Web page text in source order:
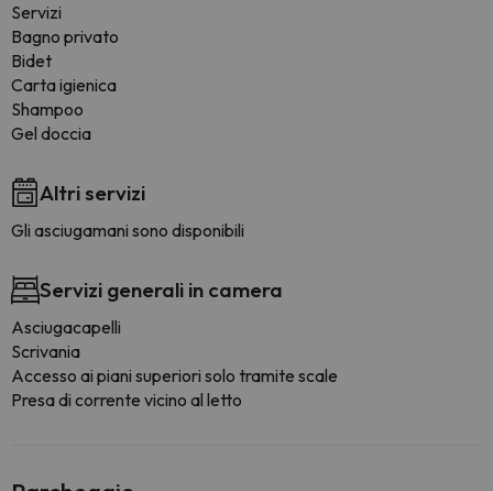
Servizi
Bagno privato
Bidet
Carta igienica
Shampoo
Gel doccia
Altri servizi
Gli asciugamani sono disponibili
Servizi generali in camera
Asciugacapelli
Scrivania
Accesso ai piani superiori solo tramite scale
Presa di corrente vicino al letto